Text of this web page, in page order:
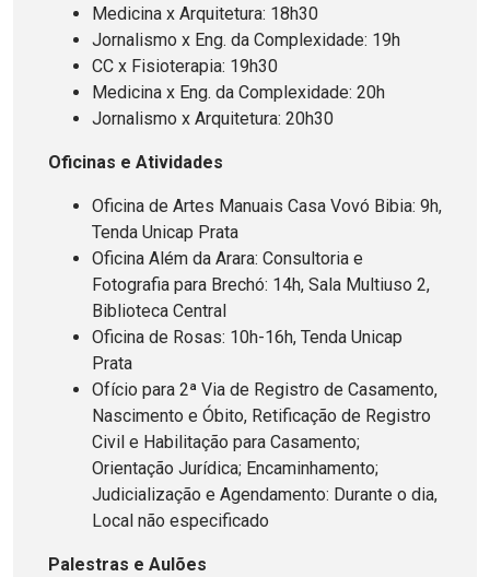
Medicina x Arquitetura: 18h30
Jornalismo x Eng. da Complexidade: 19h
CC x Fisioterapia: 19h30
Medicina x Eng. da Complexidade: 20h
Jornalismo x Arquitetura: 20h30
Oficinas e Atividades
Oficina de Artes Manuais Casa Vovó Bibia: 9h,
Tenda Unicap Prata
Oficina Além da Arara: Consultoria e
Fotografia para Brechó: 14h, Sala Multiuso 2,
Biblioteca Central
Oficina de Rosas: 10h-16h, Tenda Unicap
Prata
Ofício para 2ª Via de Registro de Casamento,
Nascimento e Óbito, Retificação de Registro
Civil e Habilitação para Casamento;
Orientação Jurídica; Encaminhamento;
Judicialização e Agendamento: Durante o dia,
Local não especificado
Palestras e Aulões